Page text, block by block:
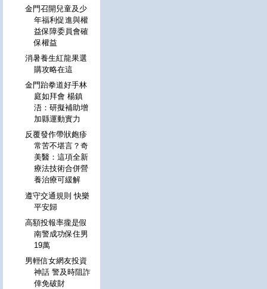
金門召開兒童及少
年福利促進與權
益保障委員會確
保權益
消暑養生紅龍果選
購攻略在這
金門跆拳道好手林
庭如拜會 楊鎮
浯：研擬補助增
加縣運動實力
反覆發作帶狀皰疹
常苦不堪言？奇
美醫：這項全新
療法技術合併營
養治療可緩解
遵守交通規則 快樂
平安歸
高額投報率攏是假
南警成功保住男
19萬
男輕信女網友投資
神話 警及時阻詐
倖免破財